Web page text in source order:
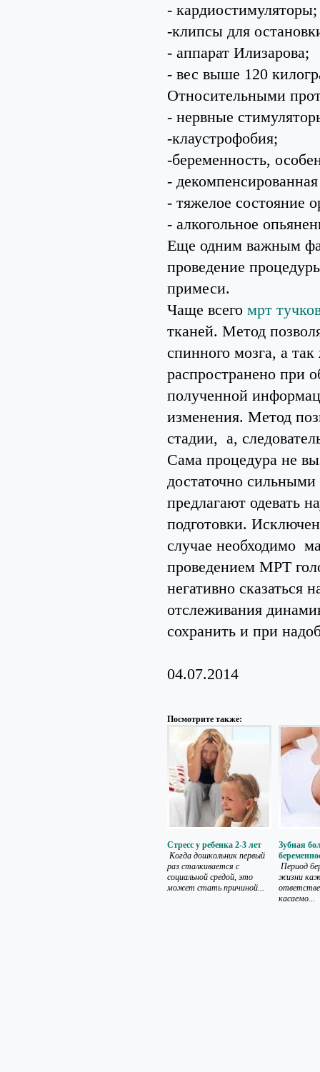
- кардиостимуляторы;
-клипсы для
- аппарат Илизарова;
- вес выше 120
Относительными
- нервные
-клаустрофобия;
-беременность,
-
- тяжелое состояние
- алкогольное
Еще одним важным
проведение
примеси.
Чаще всего мрт
тканей. Метод
спинного мозга, а
распространено при
полученной
изменения. Метод
стадии, а,
Сама процедура не
достаточно
предлагают одевать
подготовки.
случае необходимо
проведением МРТ
негативно
отслеживания
сохранить и при
04.07.2014
Посмотрите также:
Стресс у ребенка 2-3 лет
Когда дошкольник первый
раз сталкивается с
социальной средой, это
может стать причиной...
Зубная
Период
жизни
касаемо...